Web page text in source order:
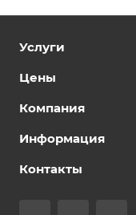
Услуги
Цены
Компания
Информация
Контакты